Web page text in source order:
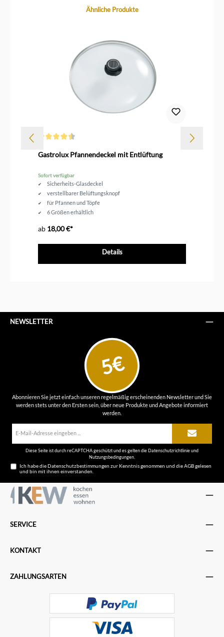
Produktgalerie überspringenÄhnliche Produkte
Gastrolux Pfannendeckel mit Entlüftung
Sofort verfügbar
Sicherheits-Glasdeckel
verstellbarer Belüftungsknopf
für Pfannen und Töpfe
6 Größen erhältlich
ab 18,00 €*
Details
NEWSLETTER
5€
Abonnieren Sie jetzt einfach unseren regelmäßig erscheinenden Newsletter und Sie
werden stets unter den Ersten sein, über neue Produkte und Angebote informiert
werden.
Diese Seite ist durch reCAPTCHA geschützt und es gelten dieDatenschutzrichtlinieund
Nutzungsbedingungen
Ich habe dieDatenschutzbestimmungen zur Kenntnis genommen und dieAGBgelesen
und bin mit ihnen einverstanden.
SERVICE
KONTAKT
ZAHLUNGSARTEN